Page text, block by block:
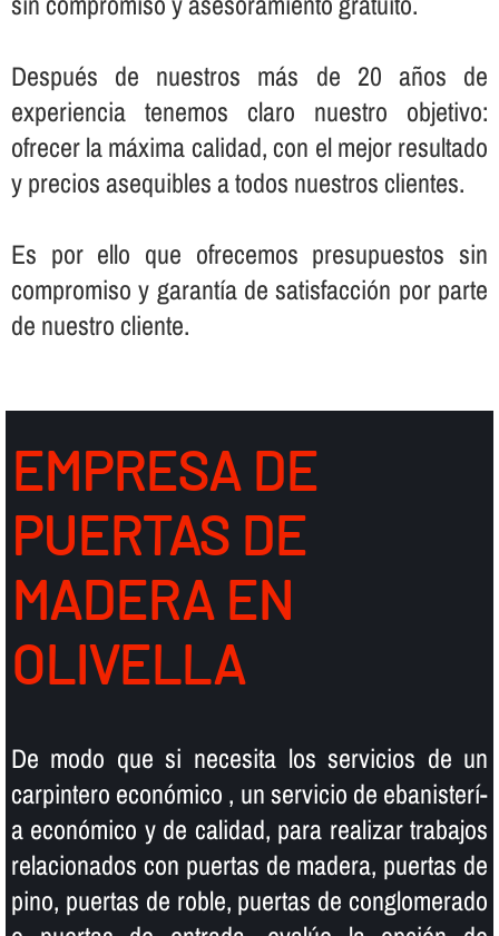
Después de nuestros más de 20 años de
experiencia tenemos claro nuestro objetivo:
ofrecer la máxima calidad, con el mejor resultado
y precios asequibles a todos nuestros clientes.
Es por ello que ofrecemos presupuestos sin
compromiso y garantí­a de satisfacción por parte
de nuestro cliente.
EMPRESA DE
PUERTAS DE
MADERA EN
OLIVELLA
De modo que si necesita los servicios de un
carpintero económico , un servicio de ebanisterí­
a económico y de calidad, para realizar trabajos
relacionados con puertas de madera, puertas de
pino, puertas de roble, puertas de conglomerado